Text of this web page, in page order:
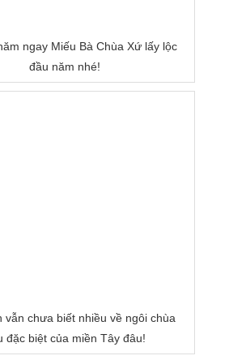
ngay Miếu Bà Chùa Xứ lấy lộc
đầu năm nhé!
vẫn chưa biết nhiều về ngôi chùa
đặc biệt của miền Tây đâu!